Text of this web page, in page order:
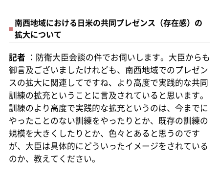
南西地域における日米の共同プレゼンス（存在感）の
拡大について
記者 ：防衛大臣会談の件でお伺いします。大臣からも
御言及ございましたけれども、南西地域でのプレゼン
スの拡大に関連してですね、より高度で実践的な共同
訓練の拡充ということに言及されていると思います。
訓練のより高度で実践的な拡充というのは、今までに
やったことのない訓練をやったりとか、既存の訓練の
規模を大きくしたりとか、色々とあると思うのです
が、大臣は具体的にどういったイメージをされている
のか、教えてください。